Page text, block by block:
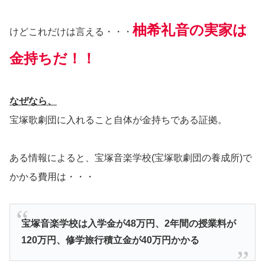
けどこれだけは言える・・・ 柚希礼音の実家は
金持ちだ！！
なぜなら、
宝塚歌劇団に入れること自体が金持ちである証拠。
ある情報によると、宝塚音楽学校(宝塚歌劇団の養成所)で
かかる費用は・・・
宝塚音楽学校は入学金が48万円、2年間の授業料が
120万円、修学旅行積立金が40万円かかる